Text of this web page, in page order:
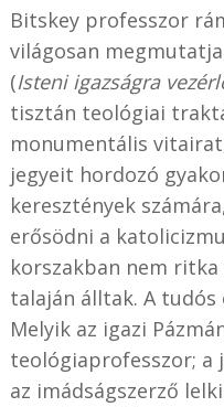
Bitskey professzor
világosan
(Isteni igazságra
tisztán teológiai
monumentális
jegyeit hordozó
keresztények
erősödni a
korszakban nem
talaján álltak. A
Melyik az igazi
teológiaprofesszor; a
az imádságszerző